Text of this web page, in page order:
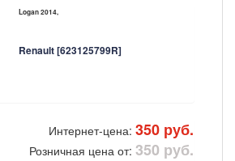
Logan 2014,
Renault [623125799R]
Интернет-цена: 350 руб.
Розничная цена от: 350 руб.